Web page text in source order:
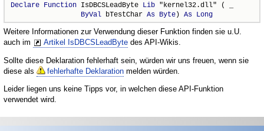
Declare Function IsDBCSLeadByte Lib "kernel32.dll" ( _
ByVal bTestChar As Byte) As Long
Weitere Informationen zur Verwendung dieser Funktion finden sie u.U.
auch im
Artikel IsDBCSLeadByte des API-Wikis.
Sollte diese Deklaration fehlerhaft sein, würden wir uns freuen, wenn sie
diese als
fehlerhafte Deklaration melden würden.
Leider liegen uns keine Tipps vor, in welchen diese API-Funktion
verwendet wird.